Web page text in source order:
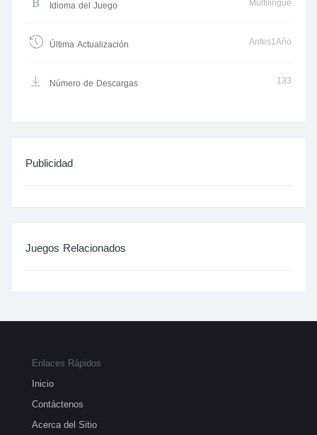
Idioma del Juego
Última Actualización Antes1Año
Número de Descargas 133
Publicidad
Juegos Relacionados
Enlaces Rápidos
Inicio
Contáctenos
Acerca del Sitio